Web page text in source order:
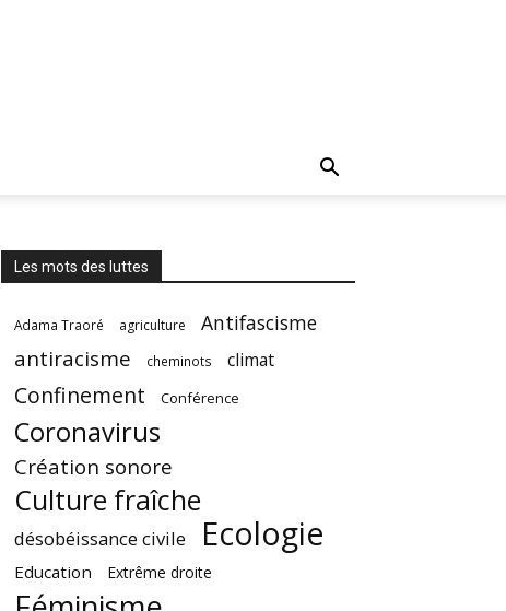
Les mots des luttes
Adama Traoré agriculture Antifascisme
antiracisme cheminots climat
Confinement Conférence
Coronavirus
Création sonore
Culture fraîche
désobéissance civile Ecologie
Education Extrême droite